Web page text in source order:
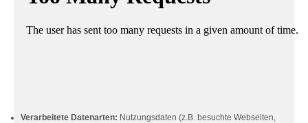
Verarbeitete Datenarten: Nutzungsdaten (z.B. besuchte Webseiten,